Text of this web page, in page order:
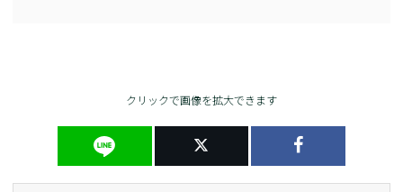
クリックで画像を拡大できます